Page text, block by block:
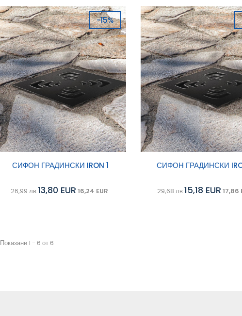
-15%
Добави в
СИФОН ГРАДИНСКИ IRON 1
26,99 лв13,80 EUR 16,24 EUR
Добави в
СИФОН ГРАДИНСКИ
29,68 лв15,18 EUR 17,86
Показани 1 - 6 от 6